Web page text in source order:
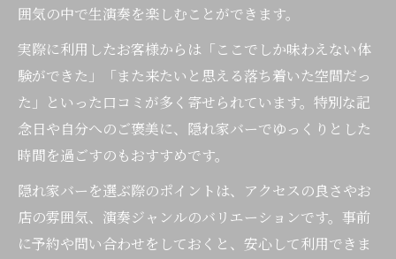
囲気の中で生演奏を楽しむことができます。
実際に利用したお客様からは「ここでしか味わえない体
験ができた」「また来たいと思える落ち着いた空間だっ
た」といった口コミが多く寄せられています。特別な記
念日や自分へのご褒美に、隠れ家バーでゆっくりとした
時間を過ごすのもおすすめです。
隠れ家バーを選ぶ際のポイントは、アクセスの良さやお
店の雰囲気、演奏ジャンルのバリエーションです。事前
に予約や問い合わせをしておくと、安心して利用できま